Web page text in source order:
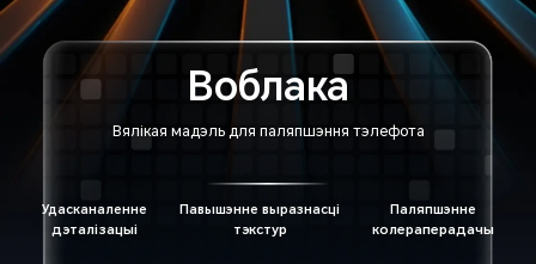
Воблака
Вялікая мадэль для паляпшэння тэлефота
Удасканаленне
дэталізацыі
Павышэнне выразнасці
тэкстур
Паляпшэнне
колераперадачы